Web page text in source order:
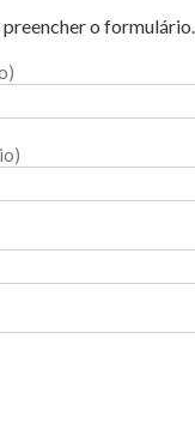
o formulário.